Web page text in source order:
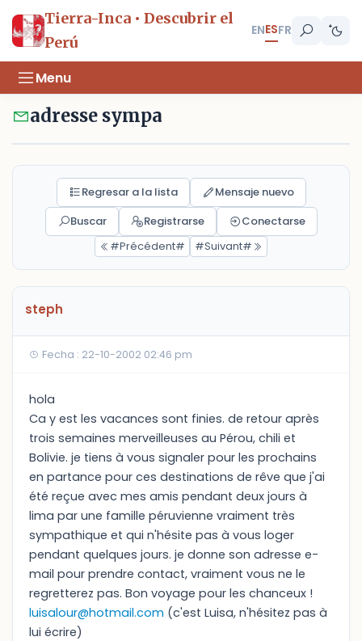
Tierra-Inca • Descubrir el
Perú
ENESFR
Menu
adresse sympa
Regresar a la lista
Mensaje nuevo
Buscar
Registrarse
Conectarse
#Précédent#
#Suivant#
steph
Fecha : 22-10-2002 02:46 pm
hola
Ca y est les vacances sont finies. de retour après
trois semaines merveilleuses au Pérou, chili et
Bolivie. je tiens à vous signaler pour les prochains
en partance pour ces destinations de rêve que j'ai
été reçue avec mes amis pendant deux jours à
lima par une famille péruvienne vraiment très
sympathique et qui n'hésite pas à vous loger
pendant quelques jours. je donne son adresse e-
mail pour prendre contact, vraiment vous ne le
regretterez pas. Bon voyage pour les chanceux !
luisalour@hotmail.com (c'est Luisa, n'hésitez pas à
lui écrire)